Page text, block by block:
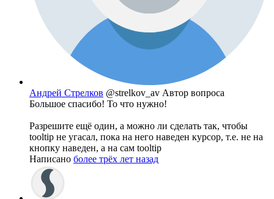
Андрей Стрелков @strelkov_av Автор вопроса
Большое спасибо! То что нужно!
Разрешите ещё один, а можно ли сделать так, чтобы
tooltip не угасал, пока на него наведен курсор, т.е. не на
кнопку наведен, а на сам tooltip
Написано более трёх лет назад